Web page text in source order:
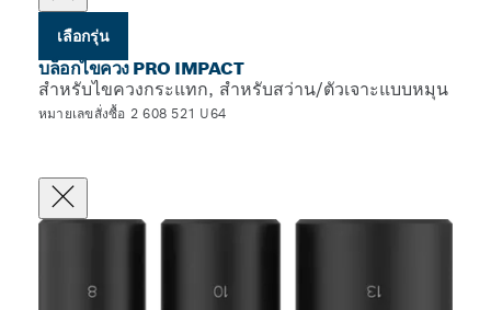
เลือกรุ่น
บล็อกไขควง PRO IMPACT
สำหรับไขควงกระแทก, สำหรับสว่าน/ตัวเจาะแบบหมุน
หมายเลขสั่งซื้อ 2 608 521 U64